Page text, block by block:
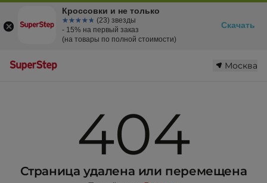
Москва
404
Страница удалена или перемещена
Кроссовки и не только
☆☆☆☆☆
★★★★★ (23) звезды
- 15% на первый заказ
(на товары по полной стоимости)
Скачать